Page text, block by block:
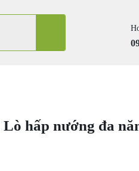
Lò hấp nướng đa